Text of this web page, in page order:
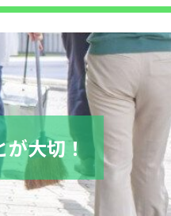
大切！